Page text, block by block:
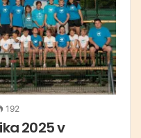
192
2025 v